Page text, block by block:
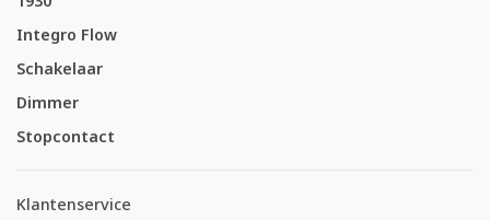
Integro Flow
Schakelaar
Dimmer
Stopcontact
Klantenservice